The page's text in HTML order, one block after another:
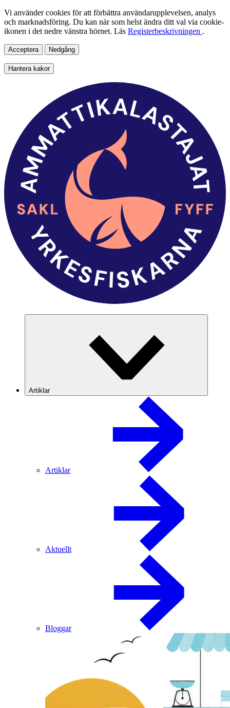
Vi använder cookies för att förbättra användarupplevelsen, analys
och marknadsföring. Du kan när som helst ändra ditt val via cookie-
ikonen i det nedre vänstra hörnet. Läs Registerbeskrivningen .
Acceptera Nedgång
Hantera kakor
Artiklar
Artiklar
Aktuellt
Bloggar